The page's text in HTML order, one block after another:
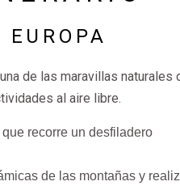
de las maravillas naturales
al aire libre.
recorre un desfiladero
de las montañas y